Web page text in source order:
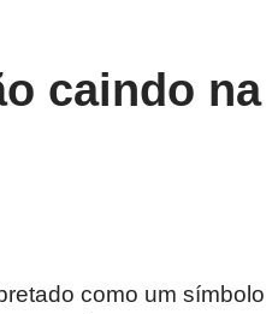
caindo na
como um símbolo